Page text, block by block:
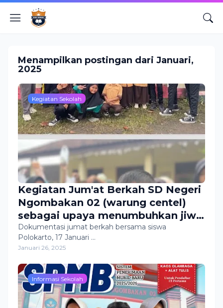
Menampilkan postingan dari Januari,
2025
Kegiatan Sekolah
Kegiatan Jum'at Berkah SD Negeri
Ngombakan 02 (warung centel)
sebagai upaya menumbuhkan jiwa
sosial dan islami
Dokumentasi jumat berkah bersama siswa
Polokarto, 17 Januari …
Januari 26, 2025
Informasi Sekolah